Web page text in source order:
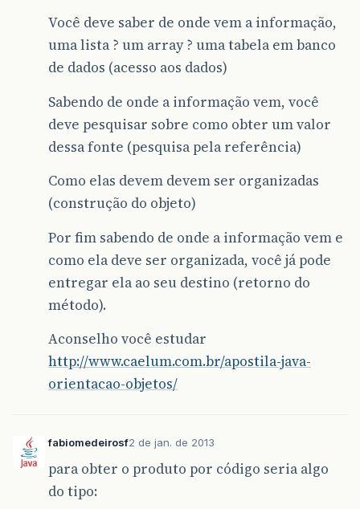
Você deve saber de onde vem a informação,
uma lista ? um array ? uma tabela em banco
de dados (acesso aos dados)
Sabendo de onde a informação vem, você
deve pesquisar sobre como obter um valor
dessa fonte (pesquisa pela referência)
Como elas devem devem ser organizadas
(construção do objeto)
Por fim sabendo de onde a informação vem e
como ela deve ser organizada, você já pode
entregar ela ao seu destino (retorno do
método).
Aconselho você estudar
http://www.caelum.com.br/apostila-java-
orientacao-objetos/
fabiomedeirosf2 de jan. de 2013
para obter o produto por código seria algo
do tipo: